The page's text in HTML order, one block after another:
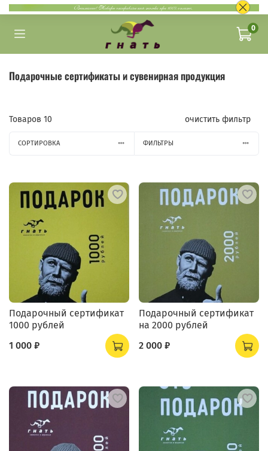
0
Подарочные сертификаты и сувенирная продукция
Товаров 10 очистить фильтр
СОРТИРОВКА ФИЛЬТРЫ
Подарочный сертификат
1000 рублей
1 000 ₽
Подарочный сертификат
на 2000 рублей
2 000 ₽